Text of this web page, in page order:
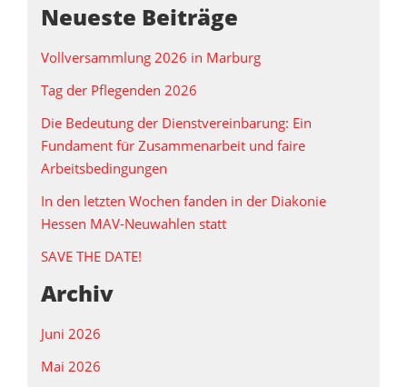
Neueste Beiträge
Vollversammlung 2026 in Marburg
Tag der Pflegenden 2026
Die Bedeutung der Dienstvereinbarung: Ein
Fundament für Zusammenarbeit und faire
Arbeitsbedingungen
In den letzten Wochen fanden in der Diakonie
Hessen MAV‑Neuwahlen statt
SAVE THE DATE!
Archiv
Juni 2026
Mai 2026